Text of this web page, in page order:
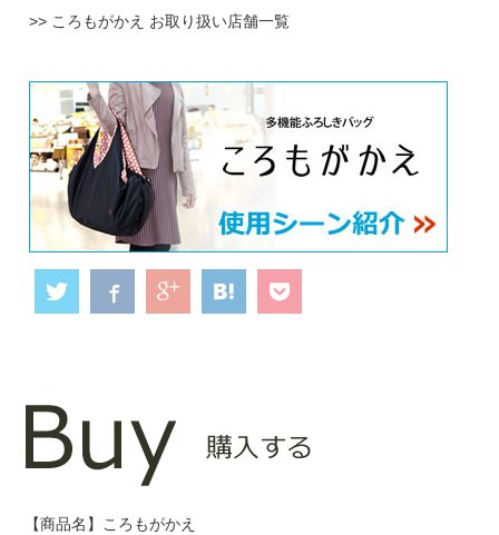
>> ころもがかえ お取り扱い店舗一覧
【商品名】ころもがかえ